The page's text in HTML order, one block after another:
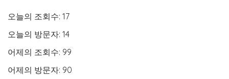
오늘의 조회수: 17
오늘의 방문자: 14
어제의 조회수: 99
어제의 방문자: 90